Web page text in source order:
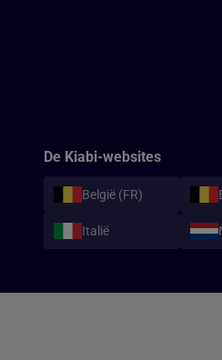
De Kiabi-websites
België (FR)
Italië